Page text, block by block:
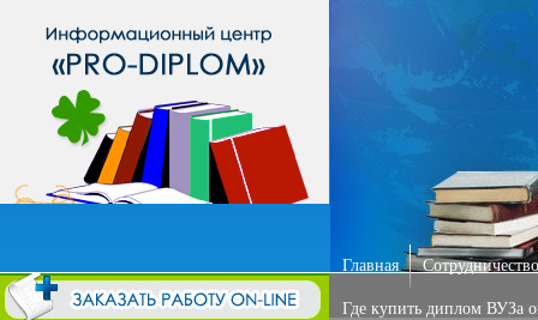
Главная
Где купить диплом ВУЗа